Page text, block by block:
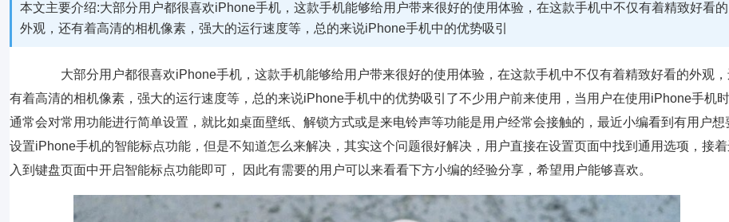
本文主要介绍:大部分用户都很喜欢iPhone手机，这款手机能够给用户带来很好的使用体验，在这款手机中不仅有着精致好看的
外观，还有着高清的相机像素，强大的运行速度等，总的来说iPhone手机中的优势吸引
大部分用户都很喜欢iPhone手机，这款手机能够给用户带来很好的使用体验，在这款手机中不仅有着精致好看的外观
有着高清的相机像素，强大的运行速度等，总的来说iPhone手机中的优势吸引了不少用户前来使用，当用户在使用iPhone手机时
通常会对常用功能进行简单设置，就比如桌面壁纸、解锁方式或是来电铃声等功能是用户经常会接触的，最近小编看到有用户想
设置iPhone手机的智能标点功能，但是不知道怎么来解决，其实这个问题很好解决，用户直接在设置页面中找到通用选项，接
入到键盘页面中开启智能标点功能即可， 因此有需要的用户可以来看看下方小编的经验分享，希望用户能够喜欢。